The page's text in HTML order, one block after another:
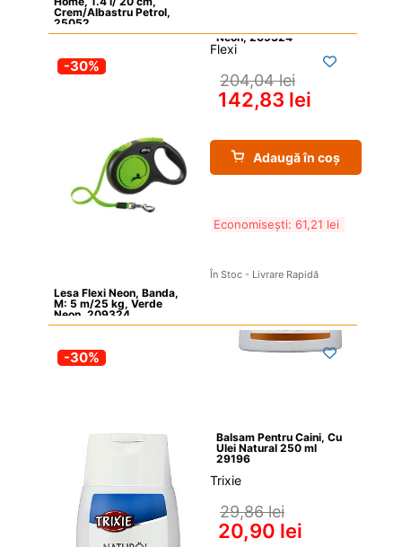
Crem/Albastru Petrol,
25052
-30%
Lesa Flexi Neon, Banda,
M: 5 m/25 kg, Verde
Neon, 209324
Flexi
204,04 lei
142,83 lei
Adaugă în coș
Economisești: 61,21 lei
În Stoc - Livrare Rapidă
-30%
Balsam Pentru Caini, Cu
Ulei Natural 250 ml
29196
Trixie
29,86 lei
20,90 lei